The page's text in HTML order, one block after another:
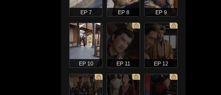
EP 7 EP 8 EP 9
EP 10 EP 11 EP 12